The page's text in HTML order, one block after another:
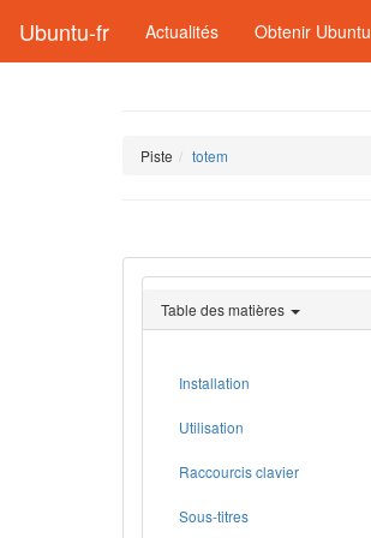
Ubuntu-fr Actualités Obtenir Ubuntu
Piste totem
Table des matières
Installation
Utilisation
Raccourcis clavier
Sous-titres